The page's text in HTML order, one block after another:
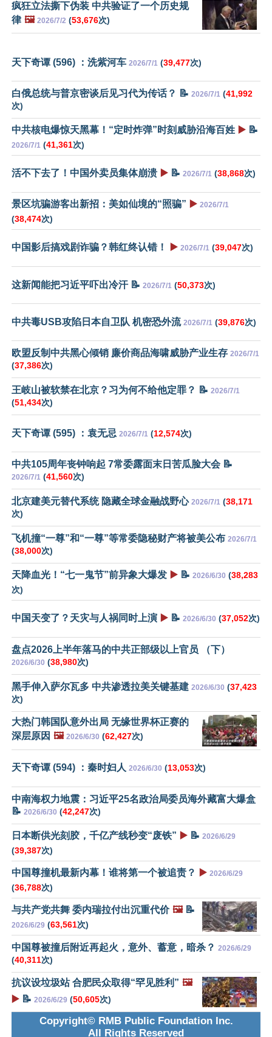
疯狂立法撕下伪装 中共验证了一个历史规
律 🖼️ 2026/7/2 (53,676次)
天下奇谭 (596) ：洗紫河车 2026/7/1 (39,477次)
白俄总统与普京密谈后见习代为传话？ 📝 2026/7/1 (41,992
次)
中共核电爆惊天黑幕！“定时炸弹”时刻威胁沿海百姓 ▶️ 📝
2026/7/1 (41,361次)
活不下去了！中国外卖员集体崩溃 ▶️ 📝 2026/7/1 (38,868次)
景区坑骗游客出新招：美如仙境的“照骗” ▶️ 2026/7/1
(38,474次)
中国影后搞戏剧诈骗？韩红终认错！ ▶️ 2026/7/1 (39,047次)
这新闻能把习近平吓出冷汗 📝 2026/7/1 (50,373次)
中共毒USB攻陷日本自卫队 机密恐外流 2026/7/1 (39,876次)
欧盟反制中共黑心倾销 廉价商品海啸威胁产业生存 2026/7/1
(37,386次)
王岐山被软禁在北京？习为何不给他定罪？ 📝 2026/7/1
(51,434次)
天下奇谭 (595) ：袁无忌 2026/7/1 (12,574次)
中共105周年丧钟响起 7常委露面末日苦瓜脸大会 📝
2026/7/1 (41,560次)
北京建美元替代系统 隐藏全球金融战野心 2026/7/1 (38,171
次)
飞机撞“一尊”和“一尊”等常委隐秘财产将被美公布 2026/7/1
(38,000次)
天降血光！“七一鬼节”前异象大爆发 ▶️ 📝 2026/6/30 (38,283
次)
中国天变了？天灾与人祸同时上演 ▶️ 📝 2026/6/30 (37,052次)
盘点2026上半年落马的中共正部级以上官员 （下）
2026/6/30 (38,980次)
黑手伸入萨尔瓦多 中共渗透拉美关键基建 2026/6/30 (37,423
次)
大热门韩国队意外出局 无缘世界杯正赛的
深层原因 🖼️ 2026/6/30 (62,427次)
天下奇谭 (594) ：秦时妇人 2026/6/30 (13,053次)
中南海权力地震：习近平25名政治局委员海外藏富大爆盒
📝 2026/6/30 (42,247次)
日本断供光刻胶，千亿产线秒变“废铁” ▶️ 📝 2026/6/29
(39,387次)
中国尊撞机最新内幕！谁将第一个被追责？ ▶️ 2026/6/29
(36,788次)
与共产党共舞 委内瑞拉付出沉重代价 🖼️📝
2026/6/29 (63,561次)
中国尊被撞后附近再起火，意外、蓄意，暗杀？ 2026/6/29
(40,311次)
抗议设垃圾站 合肥民众取得“罕见胜利” 🖼️
▶️ 📝 2026/6/29 (50,605次)
Copyright© RMB Public Foundation Inc.
All Rights Reserved